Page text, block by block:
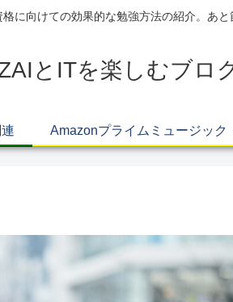
に向けての効果的な勉強方法の紹介。あと
とITを楽しむブロ
Amazonプライムミュージック